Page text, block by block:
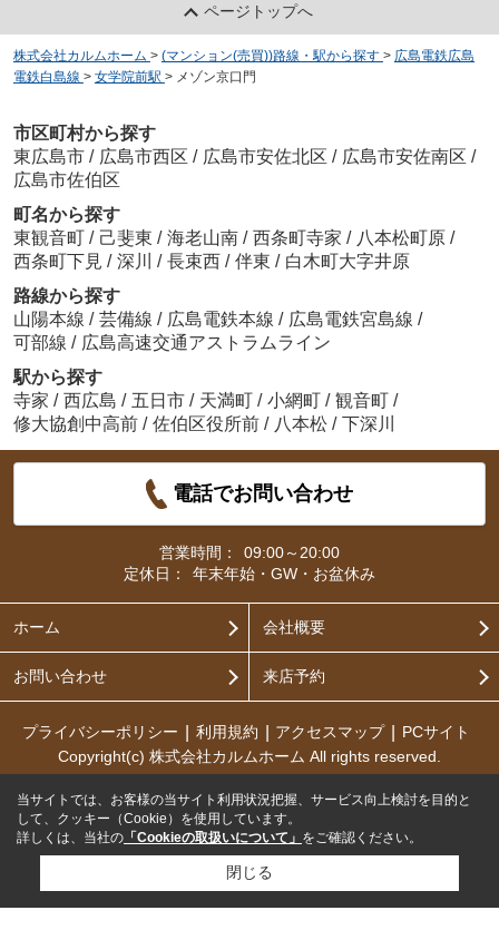
ページトップへ
株式会社カルムホーム > (マンション(売買))路線・駅から探す > 広島電鉄広島
電鉄白島線 > 女学院前駅 > メゾン京口門
市区町村から探す
東広島市 / 広島市西区 / 広島市安佐北区 / 広島市安佐南区 /
広島市佐伯区
町名から探す
東観音町 / 己斐東 / 海老山南 / 西条町寺家 / 八本松町原 /
西条町下見 / 深川 / 長束西 / 伴東 / 白木町大字井原
路線から探す
山陽本線 / 芸備線 / 広島電鉄本線 / 広島電鉄宮島線 /
可部線 / 広島高速交通アストラムライン
駅から探す
寺家 / 西広島 / 五日市 / 天満町 / 小網町 / 観音町 /
修大協創中高前 / 佐伯区役所前 / 八本松 / 下深川
電話でお問い合わせ
営業時間：
09:00～20:00
定休日：
年末年始・GW・お盆休み
ホーム 会社概要
お問い合わせ 来店予約
プライバシーポリシー 利用規約 アクセスマップ
PCサイト
Copyright(c) 株式会社カルムホーム All rights reserved.
当サイトでは、お客様の当サイト利用状況把握、サービス向上検討を目的と
して、クッキー（Cookie）を使用しています。
詳しくは、当社の 「Cookieの取扱いについて」 をご確認ください。
閉じる